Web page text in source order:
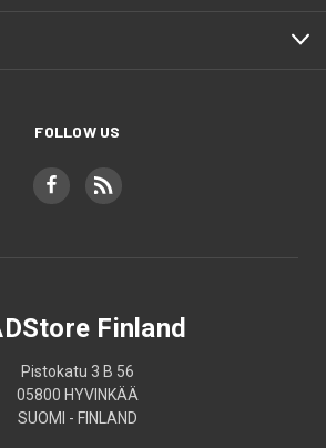
FOLLOW US
Finland
Pistokatu 3 B 56
05800 HYVINKÄÄ
SUOMI - FINLAND